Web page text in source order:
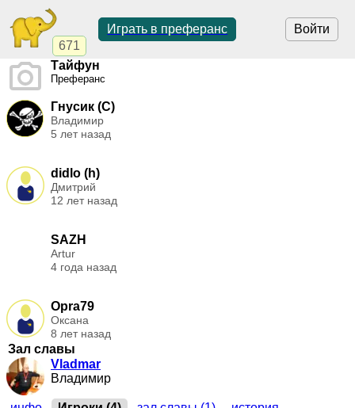
671
Войти
Играть в преферанс
Тайфун
Преферанс
Гнусик (C)
Владимир
5 лет назад
didlo (h)
Дмитрий
12 лет назад
SAZH
Artur
4 года назад
Opra79
Оксана
8 лет назад
Зал славы
Vladmar
Владимир